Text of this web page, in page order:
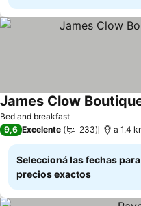
Bed and breakfast
James Clow
9,6 Excelente 233 a 1.4
Seleccioná las fechas
precios exactos